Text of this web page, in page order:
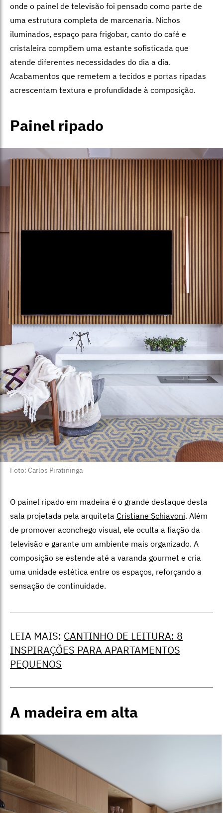
onde o painel de televisão foi pensado como parte de
uma estrutura completa de marcenaria. Nichos
iluminados, espaço para frigobar, canto do café e
cristaleira compõem uma estante sofisticada que
atende diferentes necessidades do dia a dia.
Acabamentos que remetem a tecidos e portas ripadas
acrescentam textura e profundidade à composição.
Painel ripado
Foto: Carlos Piratininga
O painel ripado em madeira é o grande destaque desta
sala projetada pela arquiteta Cristiane Schiavoni. Além
de promover aconchego visual, ele oculta a fiação da
televisão e garante um ambiente mais organizado. A
composição se estende até a varanda gourmet e cria
uma unidade estética entre os espaços, reforçando a
sensação de continuidade.
LEIA MAIS: CANTINHO DE LEITURA: 8
INSPIRAÇÕES PARA APARTAMENTOS
PEQUENOS
A madeira em alta